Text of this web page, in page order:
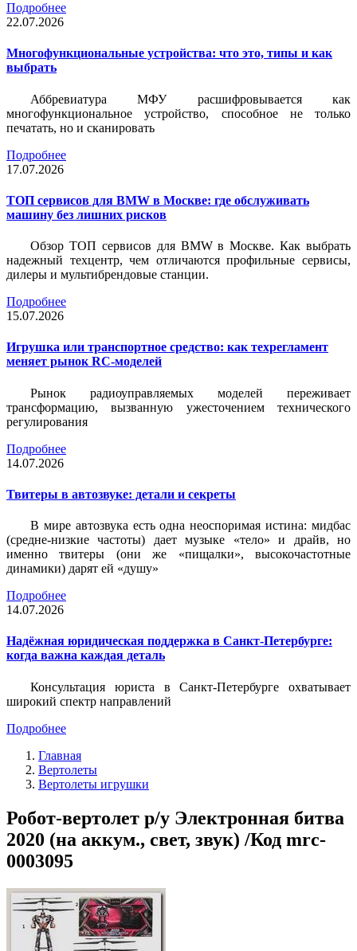
Подробнее
22.07.2026
Многофункциональные устройства: что это, типы и как
выбрать
Аббревиатура МФУ расшифровывается как
многофункциональное устройство, способное не только
печатать, но и сканировать
Подробнее
17.07.2026
ТОП сервисов для BMW в Москве: где обслуживать
машину без лишних рисков
Обзор ТОП сервисов для BMW в Москве. Как выбрать
надежный техцентр, чем отличаются профильные сервисы,
дилеры и мультибрендовые станции.
Подробнее
15.07.2026
Игрушка или транспортное средство: как техрегламент
меняет рынок RC-моделей
Рынок радиоуправляемых моделей переживает
трансформацию, вызванную ужесточением технического
регулирования
Подробнее
14.07.2026
Твитеры в автозвуке: детали и секреты
В мире автозвука есть одна неоспоримая истина: мидбас
(средне-низкие частоты) дает музыке «тело» и драйв, но
именно твитеры (они же «пищалки», высокочастотные
динамики) дарят ей «душу»
Подробнее
14.07.2026
Надёжная юридическая поддержка в Санкт-Петербурге:
когда важна каждая деталь
Консультация юриста в Санкт-Петербурге охватывает
широкий спектр направлений
Подробнее
Главная
Вертолеты
Вертолеты игрушки
Робот-вертолет р/у Электронная битва
2020 (на аккум., свет, звук) /Код mrc-
0003095